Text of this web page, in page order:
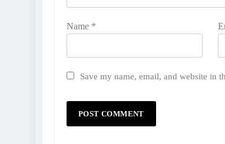
Name *
Save my name, email, and website in